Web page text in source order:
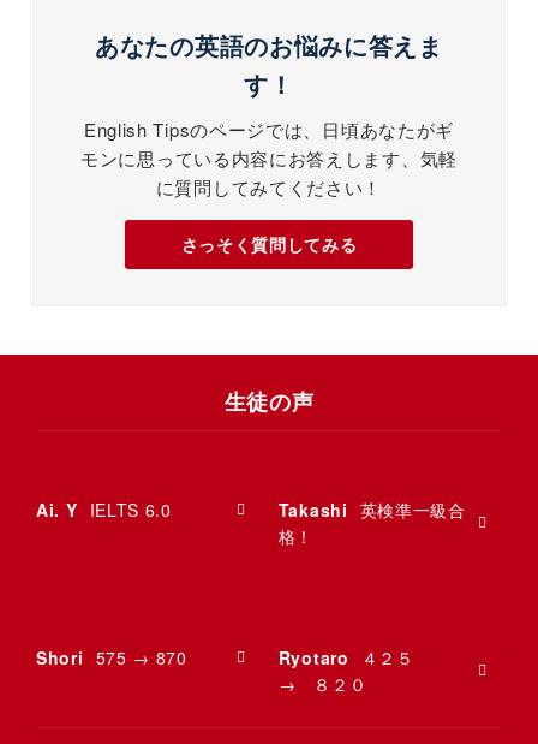
あなたの英語のお悩みに答えま
す！
English Tipsのページでは、日頃あなたがギ
モンに思っている内容にお答えします、気軽
に質問してみてください！
さっそく質問してみる
生徒の声
Ai. Y IELTS 6.0 Takashi 英検準一級合
格！
Shori 575 → 870 Ryotaro
４２５
→ ８２０